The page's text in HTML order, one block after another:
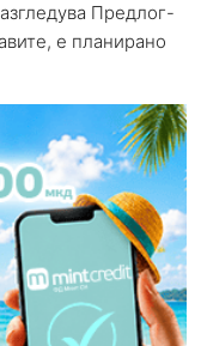
Предлог-
е планирано